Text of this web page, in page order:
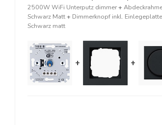
2500W WiFi Unterputz dimmer+
Schwarz Matt+ Dimmerknopf inkl.
Schwarz matt
+ +